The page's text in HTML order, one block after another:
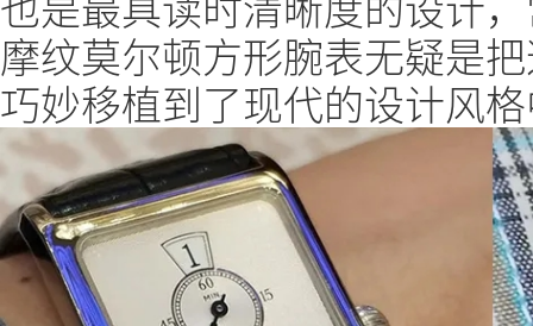
摩纹莫尔顿方形腕表无疑是
巧妙移植到了现代的设计风